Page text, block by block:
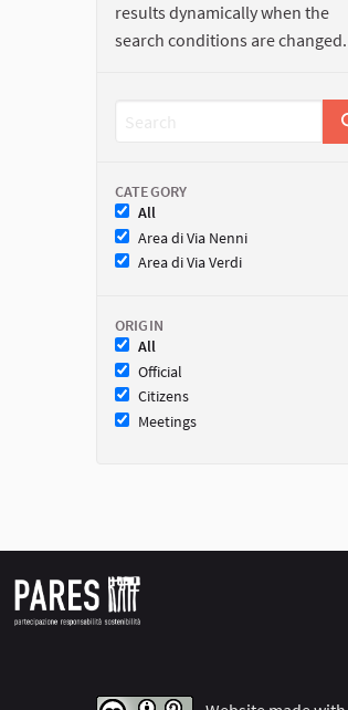
results dynamically when the
search conditions are changed.
CATEGORY
All
Area di Via Nenni
Area di Via Verdi
ORIGIN
All
Official
Citizens
Meetings